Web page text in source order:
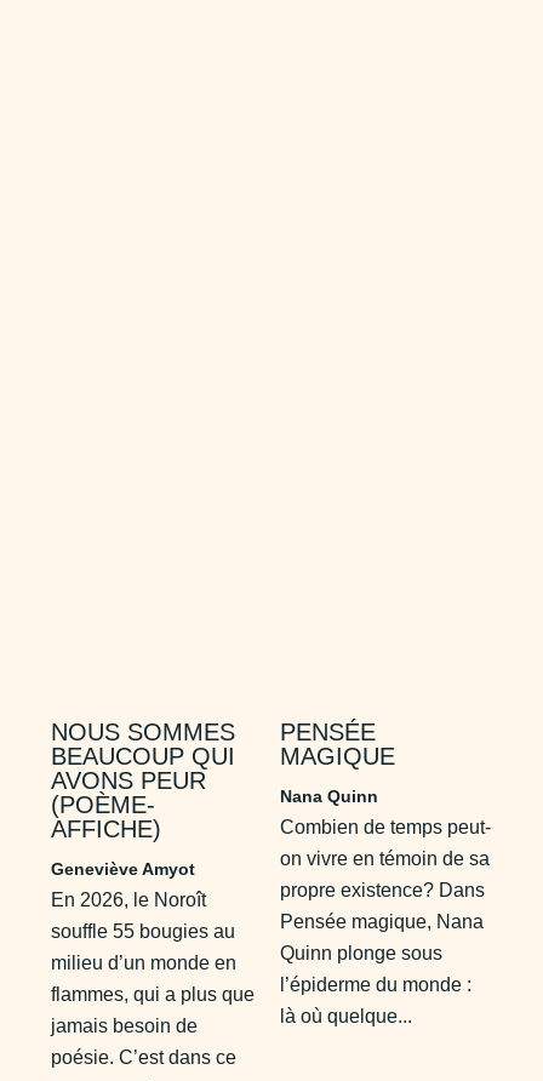
NOUS SOMMES
BEAUCOUP QUI
AVONS PEUR
(POÈME-
AFFICHE)
Geneviève Amyot
En 2026, le Noroît
souffle 55 bougies au
milieu d’un monde en
flammes, qui a plus que
jamais besoin de
poésie. C’est dans ce
PENSÉE
MAGIQUE
Nana Quinn
Combien de temps peut-
on vivre en témoin de sa
propre existence? Dans
Pensée magique, Nana
Quinn plonge sous
l’épiderme du monde :
là où quelque...